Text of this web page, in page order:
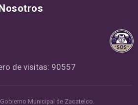
de visitas: 90557
Municipal de Zacatelco.